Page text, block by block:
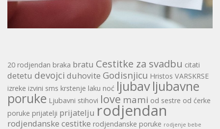
20 rodjendan braka bratu Cestitke za svadbu citati
detetu devojci duhovite Godisnjicu Hristos VARSKRSE
izreke izvini sms krstenje laku noć ljubavljubavne
poruke Ljubavni stihovi love mami od sestre od ćerke
poruke prijatelji prijatelju rodjendan
rodjendanske cestitke rodjendanske poruke rodjenje bebe